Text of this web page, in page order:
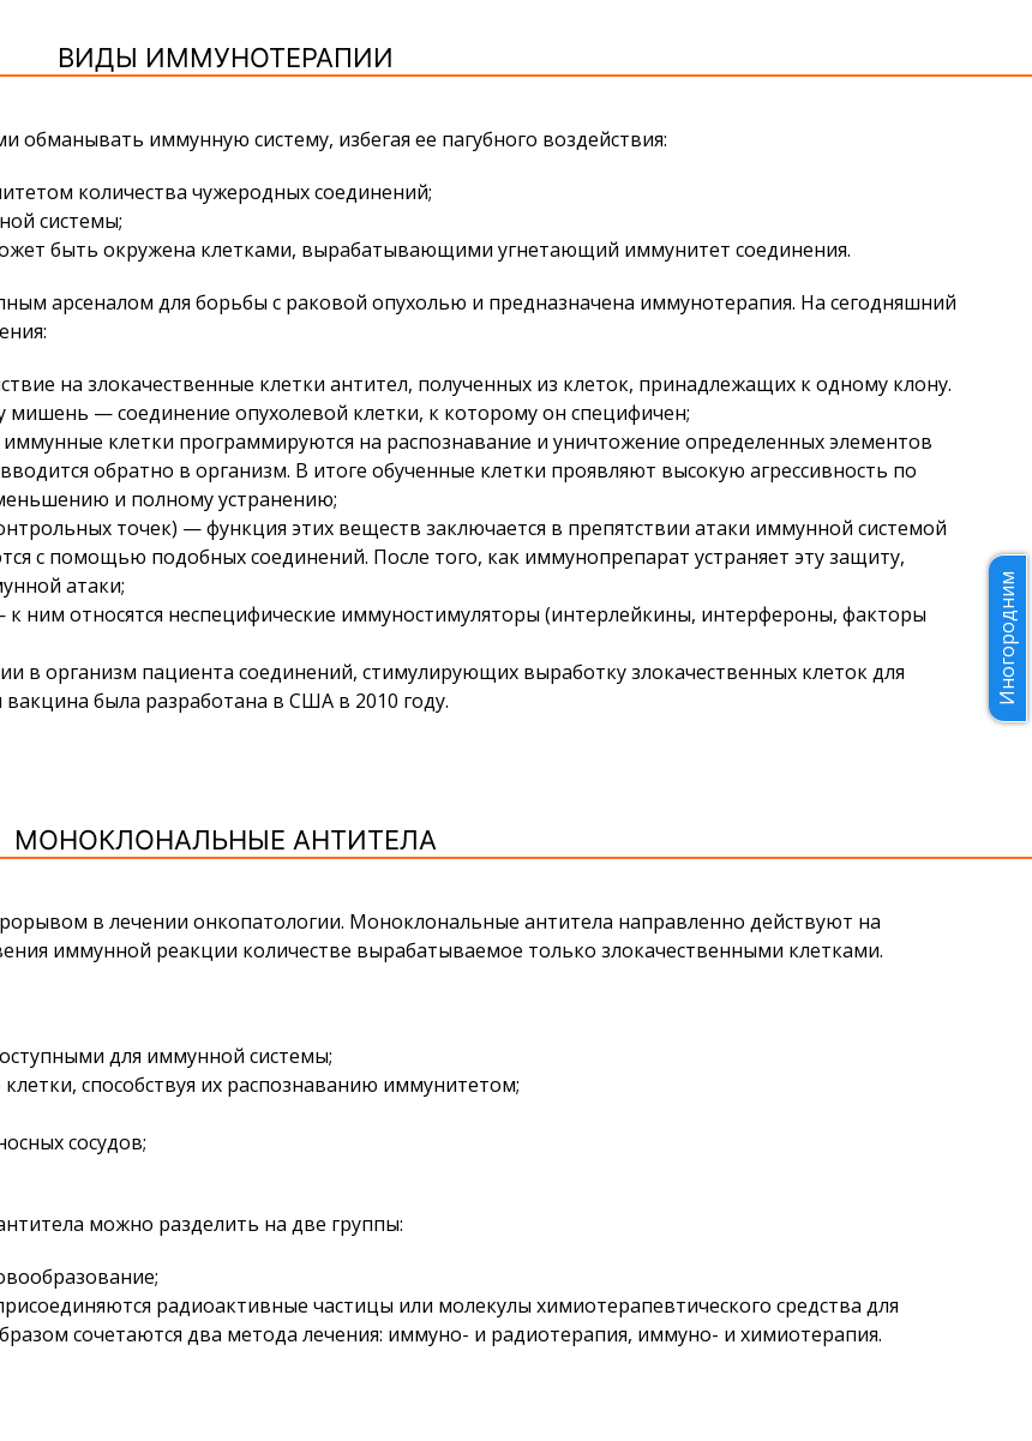
ВИДЫ ИММУНОТЕРАПИИ
обманывать иммунную систему, избегая ее пагубного воздействия:
количества чужеродных соединений;
системы;
быть окружена клетками, вырабатывающими угнетающий иммунитет соединения.
арсеналом для борьбы с раковой опухолью и предназначена иммунотерапия. На сегодняшний
на злокачественные клетки антител, полученных из клеток, принадлежащих к одному клону.
— соединение опухолевой клетки, к которому он специфичен;
клетки программируются на распознавание и уничтожение определенных элементов
обратно в организм. В итоге обученные клетки проявляют высокую агрессивность по
и полному устранению;
точек) — функция этих веществ заключается в препятствии атаки иммунной системой
с помощью подобных соединений. После того, как иммунопрепарат устраняет эту защиту,
атаки;
ним относятся неспецифические иммуностимуляторы (интерлейкины, интерфероны, факторы
в организм пациента соединений, стимулирующих выработку злокачественных клеток для
была разработана в США в 2010 году.
МОНОКЛОНАЛЬНЫЕ АНТИТЕЛА
в лечении онкопатологии. Моноклональные антитела направленно действуют на
иммунной реакции количестве вырабатываемое только злокачественными клетками.
для иммунной системы;
способствуя их распознаванию иммунитетом;
сосудов;
можно разделить на две группы:
радиоактивные частицы или молекулы химиотерапевтического средства для
сочетаются два метода лечения: иммуно- и радиотерапия, иммуно- и химиотерапия.
Иногородним